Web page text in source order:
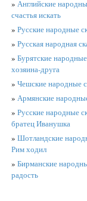
» Английские
счастья искать
» Русские народные
» Русская народная
» Бурятские
хозяина-друга
» Чешские народные
» Армянские
» Русские народные
братец Иванушка
» Шотландские
Рим ходил
» Бирманские
радость